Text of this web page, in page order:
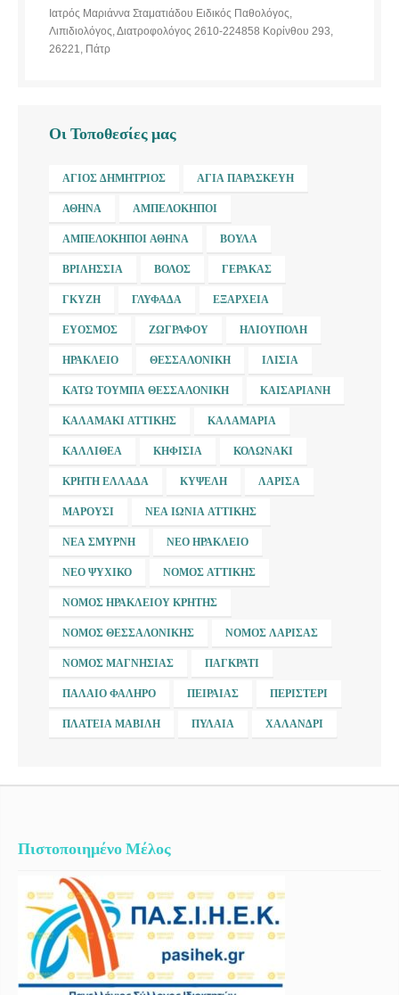
Ιατρός Μαριάννα Σταματιάδου Ειδικός Παθολόγος,
Λιπιδιολόγος, Διατροφολόγος 2610-224858 Κορίνθου 293,
26221, Πάτρ
Οι Τοποθεσίες μας
ΆΓΙΟΣ ΔΗΜΉΤΡΙΟΣ ΑΓΊΑ ΠΑΡΑΣΚΕΥΉ
ΑΘΉΝΑ ΑΜΠΕΛΌΚΗΠΟΙ
ΑΜΠΕΛΌΚΗΠΟΙ ΑΘΉΝΑ ΒΟΎΛΑ
ΒΡΙΛΉΣΣΙΑ ΒΌΛΟΣ ΓΈΡΑΚΑΣ
ΓΚΎΖΗ ΓΛΥΦΆΔΑ ΕΞΆΡΧΕΙΑ
ΕΎΟΣΜΟΣ ΖΩΓΡΆΦΟΥ ΗΛΙΟΎΠΟΛΗ
ΗΡΆΚΛΕΙΟ ΘΕΣΣΑΛΟΝΊΚΗ ΙΛΊΣΙΑ
ΚΆΤΩ ΤΟΎΜΠΑ ΘΕΣΣΑΛΟΝΊΚΗ ΚΑΙΣΑΡΙΑΝΉ
ΚΑΛΑΜΆΚΙ ΑΤΤΙΚΉΣ ΚΑΛΑΜΑΡΙΆ
ΚΑΛΛΙΘΈΑ ΚΗΦΙΣΙΆ ΚΟΛΩΝΆΚΙ
ΚΡΉΤΗ ΕΛΛΆΔΑ ΚΥΨΈΛΗ ΛΆΡΙΣΑ
ΜΑΡΟΎΣΙ ΝΈΑ ΙΩΝΊΑ ΑΤΤΙΚΉΣ
ΝΈΑ ΣΜΎΡΝΗ ΝΈΟ ΗΡΆΚΛΕΙΟ
ΝΈΟ ΨΥΧΙΚΌ ΝΟΜΌΣ ΑΤΤΙΚΉΣ
ΝΟΜΌΣ ΗΡΑΚΛΕΊΟΥ ΚΡΉΤΗΣ
ΝΟΜΌΣ ΘΕΣΣΑΛΟΝΊΚΗΣ ΝΟΜΌΣ ΛΆΡΙΣΑΣ
ΝΟΜΌΣ ΜΑΓΝΗΣΊΑΣ ΠΑΓΚΡΆΤΙ
ΠΑΛΑΙΌ ΦΆΛΗΡΟ ΠΕΙΡΑΙΆΣ ΠΕΡΙΣΤΈΡΙ
ΠΛΑΤΕΊΑ ΜΑΒΊΛΗ ΠΥΛΑΊΑ ΧΑΛΆΝΔΡΙ
Πιστοποιημένο Μέλος